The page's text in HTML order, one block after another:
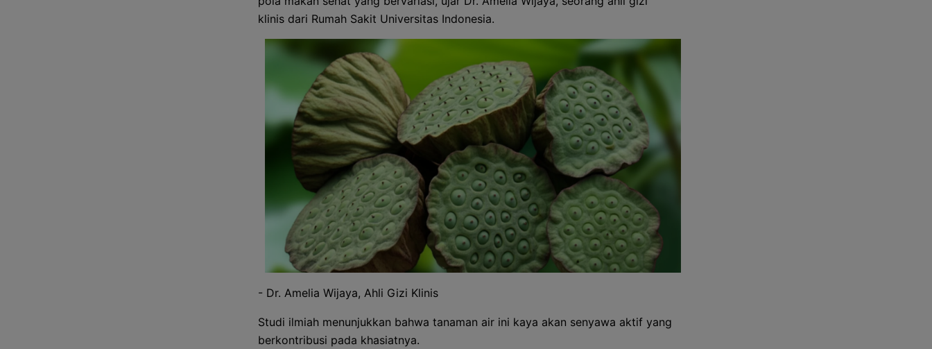
klinis dari Rumah Sakit Universitas Indonesia.
- Dr. Amelia Wijaya, Ahli Gizi Klinis
Studi ilmiah menunjukkan bahwa tanaman air ini kaya akan senyawa aktif yang
berkontribusi pada khasiatnya.